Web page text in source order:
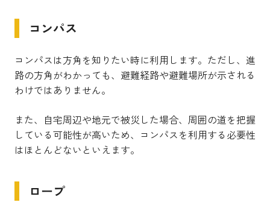
コンパス
コンパスは方角を知りたい時に利用します。ただし、進
路の方角がわかっても、避難経路や避難場所が示される
わけではありません。
また、自宅周辺や地元で被災した場合、周囲の道を把握
している可能性が高いため、コンパスを利用する必要性
はほとんどないといえます。
ロープ